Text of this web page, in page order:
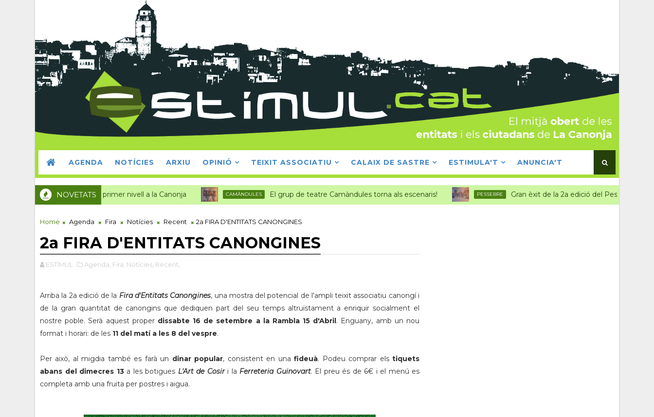
AGENDA NOTÍCIES ARXIU OPINIÓ TEIXIT ASSOCIATIU CALAIX DE SASTRE ESTIMULA'T ANUNCIA'T
NOVETATS
Ciclisme de primer nivell a la Canonja CAMÀNDULES El grup de teatre Camàndules torna als escenaris! PESSEBRE Gran èxit de la 2a edició del Pessebre canongí
Home Agenda Fira Notícies Recent 2a FIRA D'ENTITATS CANONGINES
2a FIRA D'ENTITATS CANONGINES
ESTÍMUL Agenda, Fira, Notícies, Recent,
Arriba la 2a edició de la Fira d'Entitats Canongines, una mostra del potencial de l'ampli teixit associatiu canongí i
de la gran quantitat de canongins que dediquen part del seu temps altruïstament a enriquir socialment el
nostre poble. Serà aquest proper dissabte 16 de setembre a la Rambla 15 d'Abril. Enguany, amb un nou
format i horari: de les 11 del matí a les 8 del vespre.
Per això, al migdia també es farà un dinar popular, consistent en unafideuà. Podeu comprar elstiquets
abans del dimecres 13a les botigues L'Art de Cosiri la Ferreteria Guinovart. El preu és de 6€ i el menú es
completa amb una fruita per postres i aigua.